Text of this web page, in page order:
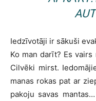
Iedzīvotāji ir sākuši
Ko man darīt? Es
Cilvēki mirst.
manas rokas pat ar
pakoju savas